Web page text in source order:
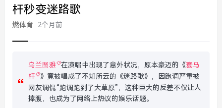
杆秒变迷路歌
燃体育 2个月前
乌兰图雅 在演唱中出现了意外状况，原本豪迈的《套马
杆
》竟被唱成了不知所云的《迷路歌》，因跑调严重被
网友调侃“跑调跑到了大草原”，这种巨大的反差不仅让人
捧腹，也成为了网络上热议的娱乐话题。